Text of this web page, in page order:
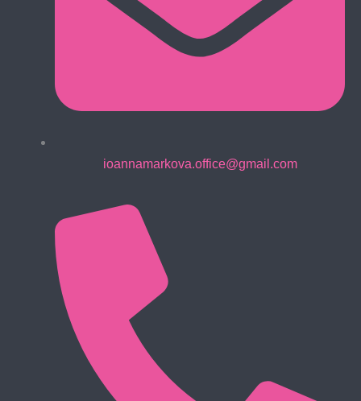
ioannamarkova.office@gmail.com